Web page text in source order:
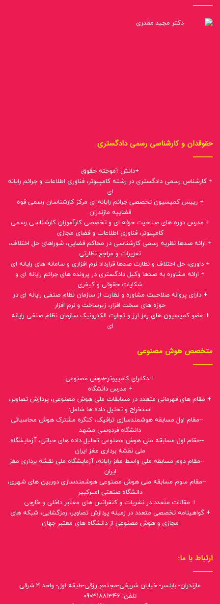
حقوقدان و کارشناسی رسمی دادگستری
+دانش آموخته حقوق
+ کارشناس رسمی دادگستری در رشته کامپیوتر، فناوری اطلاعات و جرائم رایانه
ای
+ رییس کمیسیون تخصصی جرائم رایانه ای مرکز کارشناسان رسمی قوه
قضاییه مازندران
+ مدرس دوره های صلاحیت حرفه ای و تخصصی کارآموزان کارشناسی رسمی
کامپیوتر، فناوری اطلاعات و فضای مجازی
+ ارائه صدها نظریه رسمی کارشناسی در محاکم قضایی، شوراهای حل اختلاف،
تعزیرات و مراجع نظارتی
+ داوری، حل اختلاف و نظارت صدها قرارداد نرم افزاری و سامانه های رایانه ای
+ ارائه مشاوره به صدها وکیل دادگستری در پرونده های جرائم رایانه ای و
شکایات حقوقی و کیفری
+ دارای پروانه صلاحیت مشاوره و نظارت از سازمان نظام صنفی رایانه ای در
حوزه های سخت افزار، زیرساخت و نرم افزار
+ عضو کمیسیون های رمز ارز و تجارت الکترونیک سازمان نظام صنفی رایانه
ای
متخصص هوش مصنوعی
+ دکترای کامپیوتر-هوش مصنوعی
+ مدرس دانشگاه
+ مقام های قهرمانی متعدد در مسابقات ملی هوش مصنوعی، پردازش تصاویر،
استخراج و تحلیل داده ها شامل:
--مقام اول مسابقه هوشمندسازی ترافیک، کنگره مشترک هوش محاسباتی
دانشگاه فردوسی مشهد
--مقام اول مسابقه ملی هوش مصنوعی تحلیل داده های حیاتی، آزمایشگاه
ملی نقشه برداری مغز ایران
--مقام دوم مسابقه ملی واسط مغز-رایانه، آزمایشگاه ملی نقشه برداری مغز
ایران
--مقام سوم مسابقه ملی هوش مصنوعی هوشمندسازی دوربین های شهری،
دانشگاه صنعتی امیرکبیر
+ مقالات متعدد در نشریات و کنفرانس های معتبر داخلی و خارجی
+ گواهینامه تخصصی متعدد در زمینه پردازش تصاویر، رمزگشایی، شبکه های
مجازی و هوش مصنوعی از دانشگاه های معتبر جهان
ارتباط با ما:
مازندران- بابلسر- خیابان شریفی-مجتمع رزقی-طبقه اول- واحد 4 شرقی
تلفن: 09031881346